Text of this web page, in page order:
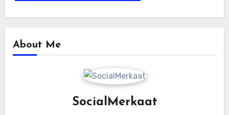
About Me
SocialMerkaat